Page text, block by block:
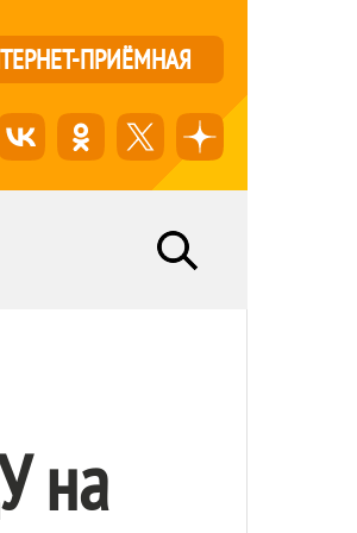
ПРИЁМНАЯ
на